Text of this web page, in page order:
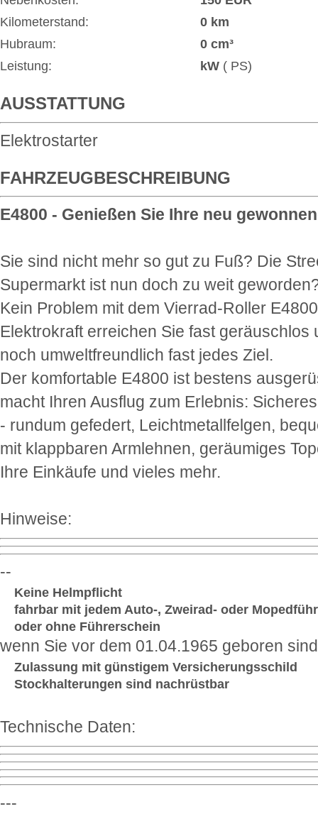
Kilometerstand:
0 km
Hubraum:
0 cm³
Leistung:
kW ( PS)
AUSSTATTUNG
Elektrostarter
FAHRZEUGBESCHREIBUNG
E4800 - Genießen Sie Ihre neu
Sie sind nicht mehr so gut zu Fuß? Die
Supermarkt ist nun doch zu weit
Kein Problem mit dem Vierrad-Roller
Elektrokraft erreichen Sie fast geräuschlos
noch umweltfreundlich fast jedes Ziel.
Der komfortable E4800 ist bestens
macht Ihren Ausflug zum Erlebnis:
- rundum gefedert, Leichtmetallfelgen,
mit klappbaren Armlehnen, geräumiges
Ihre Einkäufe und vieles mehr.
Hinweise:
--
Keine Helmpflicht
fahrbar mit jedem Auto-, Zweirad- oder
oder ohne Führerschein
wenn Sie vor dem 01.04.1965 geboren sind
Zulassung mit günstigem Versicherungsschild
Stockhalterungen sind nachrüstbar
Technische Daten:
---